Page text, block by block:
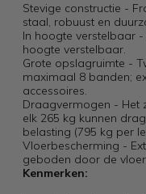
Stevige constructie -
staal, robuust en
In hoogte verstelbaar
hoogte verstelbaar.
Grote opslagruimte -
maximaal 8 banden;
accessoires.
Draagvermogen - Het
elk 265 kg kunnen
belasting (795 kg per
Vloerbescherming -
geboden door de
Kenmerken: